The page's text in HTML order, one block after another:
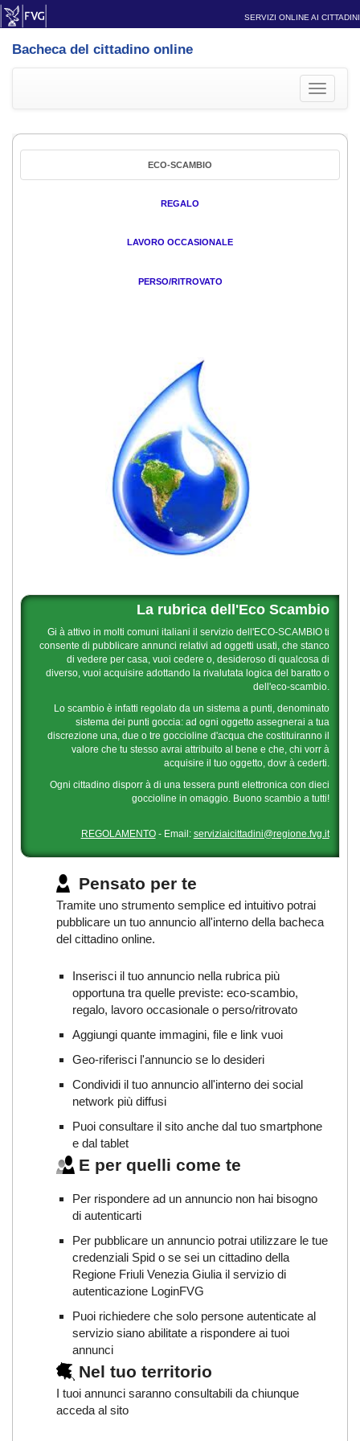
SERVIZI ONLINE AI CITTADINI
Bacheca del cittadino online
Toggle
ECO-SCAMBIO
REGALO
LAVORO OCCASIONALE
PERSO/RITROVATO
La rubrica dell'Eco Scambio
Gi à attivo in molti comuni italiani il servizio dell'ECO-SCAMBIO ti
consente di pubblicare annunci relativi ad oggetti usati, che stanco
di vedere per casa, vuoi cedere o, desideroso di qualcosa di
diverso, vuoi acquisire adottando la rivalutata logica del baratto o
dell'eco-scambio.
Lo scambio è infatti regolato da un sistema a punti, denominato
sistema dei punti goccia: ad ogni oggetto assegnerai a tua
discrezione una, due o tre goccioline d'acqua che costituiranno il
valore che tu stesso avrai attribuito al bene e che, chi vorr à
acquisire il tuo oggetto, dovr à cederti.
Ogni cittadino disporr à di una tessera punti elettronica con dieci
goccioline in omaggio. Buono scambio a tutti!
REGOLAMENTO- Email: serviziaicittadini@regione.fvg.it
Pensato per te
Tramite uno strumento semplice ed intuitivo potrai
pubblicare un tuo annuncio all'interno della bacheca
del cittadino online.
Inserisci il tuo annuncio nella rubrica più
opportuna tra quelle previste: eco-scambio,
regalo, lavoro occasionale o perso/ritrovato
Aggiungi quante immagini, file e link vuoi
Geo-riferisci l'annuncio se lo desideri
Condividi il tuo annuncio all'interno dei social
network più diffusi
Puoi consultare il sito anche dal tuo smartphone
e dal tablet
E per quelli come te
Per rispondere ad un annuncio non hai bisogno
di autenticarti
Per pubblicare un annuncio potrai utilizzare le tue
credenziali Spid o se sei un cittadino della
Regione Friuli Venezia Giulia il servizio di
autenticazione LoginFVG
Puoi richiedere che solo persone autenticate al
servizio siano abilitate a rispondere ai tuoi
annunci
Nel tuo territorio
I tuoi annunci saranno consultabili da chiunque
acceda al sito